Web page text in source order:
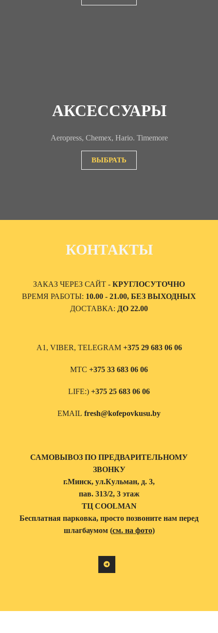
АКСЕССУАРЫ
Aeropress, Chemex, Hario. Timemore
ВЫБРАТЬ
КОНТАКТЫ
ЗАКАЗ ЧЕРЕЗ САЙТ - КРУГЛОСУТОЧНО
ВРЕМЯ РАБОТЫ: 10.00 - 21.00, БЕЗ ВЫХОДНЫХ
ДОСТАВКА: ДО 22.00
А1, VIBER, TELEGRAM +375 29 683 06 06
МТС +375 33 683 06 06
LIFE:) +375 25 683 06 06
EMAIL fresh@kofepovkusu.by
САМОВЫВОЗ ПО ПРЕДВАРИТЕЛЬНОМУ
ЗВОНКУ
г.Минск, ул.Кульман, д. 3,
пав. 313/2, 3 этаж
ТЦ COOLMAN
Бесплатная парковка, просто позвоните нам перед
шлагбаумом (см. на фото)